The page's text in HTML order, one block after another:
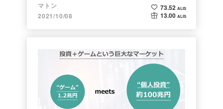
マトン
2021/10/08
73.52 ALIS
13.00 ALIS